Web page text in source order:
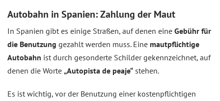
Autobahn in Spanien: Zahlung der Maut
In Spanien gibt es einige Straßen, auf denen eine Gebühr für
die Benutzung gezahlt werden muss. Eine mautpflichtige
Autobahn ist durch gesonderte Schilder gekennzeichnet, auf
denen die Worte „Autopista de peaje“ stehen.
Es ist wichtig, vor der Benutzung einer kostenpflichtigen